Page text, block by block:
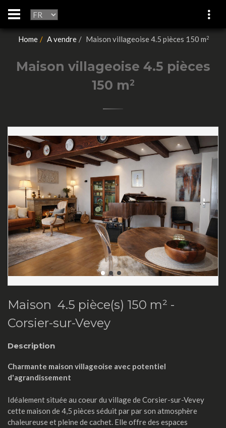
Home A vendre Maison villageoise 4.5 pièces 150 m2
Maison villageoise 4.5 pièces
150 m2
Maison 4.5 pièce(s) 150 m² -
Corsier-sur-Vevey
Description
Charmante maison villageoise avec potentiel
d'agrandissement
Idéalement située au coeur du village de Corsier-sur-Vevey
cette maison de 4,5 pièces séduit par par son atmosphère
chaleureuse et pleine de cachet. Elle offre des espaces